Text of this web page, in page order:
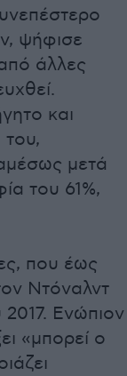
ψήφισε
άλλες
και
μετά
του 61%,
που έως
Ντόναλντ
Ενώπιον
«μπορεί ο